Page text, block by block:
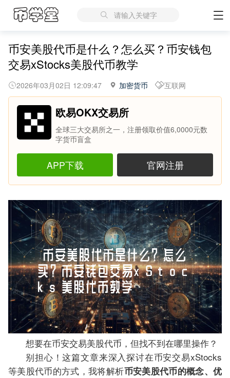
请输入关键字
币安美股代币是什么？怎么买？币安钱包
交易xStocks美股代币教学
2026年03月02日 12:09:47 加密货币 互联网
欧易OKX交易所
全球三大交易所之一，注册领取价值6,0000元数
字货币盲盒
APP下载 官网注册
想要在币安交易美股代币，但找不到在哪里操作？
别担心！这篇文章来深入探讨在币安交易xStocks
等美股代币的方式，我将解析币安美股代币的概念、优